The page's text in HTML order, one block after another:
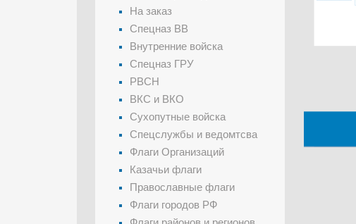
На заказ
Спецназ ВВ
Внутренние войска
Спецназ ГРУ
РВСН
ВКС и ВКО
Сухопутные войска
Спецслужбы и ведомтсва
Флаги Организаций
Казачьи флаги
Православные флаги
Флаги городов РФ